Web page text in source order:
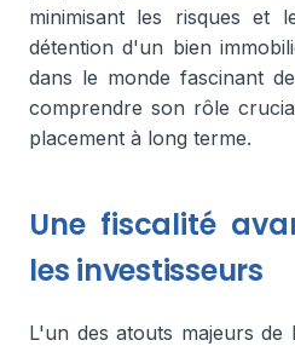
minimisant les risques et
détention d'un bien
dans le monde fascinant
comprendre son rôle
placement à long terme.
Une fiscalité
les investisseurs
L'un des atouts majeurs de